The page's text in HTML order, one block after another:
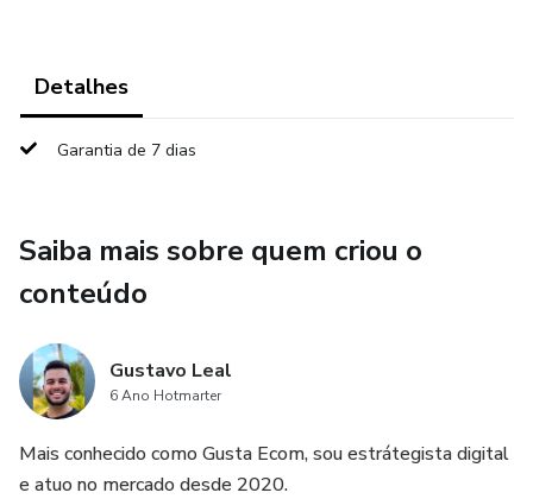
Detalhes
Garantia de 7 dias
Saiba mais sobre quem criou o
conteúdo
Gustavo Leal
6 Ano Hotmarter
Mais conhecido como Gusta Ecom, sou estrátegista digital
e atuo no mercado desde 2020.